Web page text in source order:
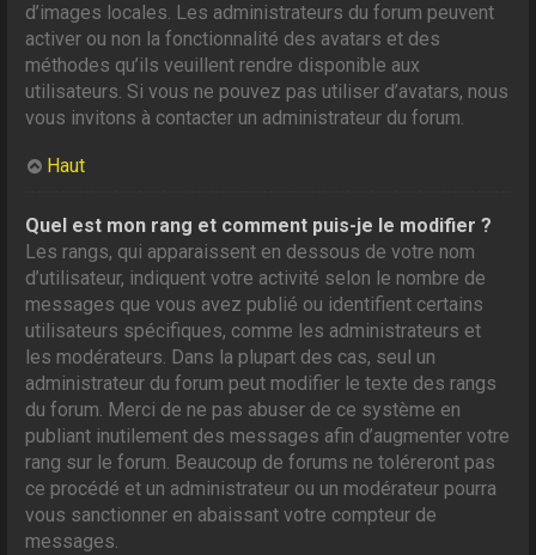
d’images locales. Les administrateurs du forum peuvent
activer ou non la fonctionnalité des avatars et des
méthodes qu’ils veuillent rendre disponible aux
utilisateurs. Si vous ne pouvez pas utiliser d’avatars, nous
vous invitons à contacter un administrateur du forum.
Haut
Quel est mon rang et comment puis-je le modifier ?
Les rangs, qui apparaissent en dessous de votre nom
d’utilisateur, indiquent votre activité selon le nombre de
messages que vous avez publié ou identifient certains
utilisateurs spécifiques, comme les administrateurs et
les modérateurs. Dans la plupart des cas, seul un
administrateur du forum peut modifier le texte des rangs
du forum. Merci de ne pas abuser de ce système en
publiant inutilement des messages afin d’augmenter votre
rang sur le forum. Beaucoup de forums ne toléreront pas
ce procédé et un administrateur ou un modérateur pourra
vous sanctionner en abaissant votre compteur de
messages.